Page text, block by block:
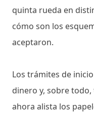
quinta rueda en
cómo son los
aceptaron.
Los trámites de
dinero y, sobre
ahora alista los